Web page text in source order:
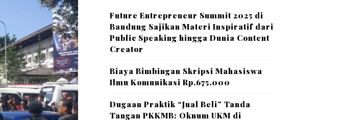
Future Entrepreneur Summit 2025 di
Bandung Sajikan Materi Inspiratif dari
Public Speaking hingga Dunia Content
Creator
Biaya Bimbingan Skripsi Mahasiswa
Ilmu Komunikasi Rp.675.000
Dugaan Praktik “Jual Beli” Tanda
Tangan PKKMB: Oknum UKM di